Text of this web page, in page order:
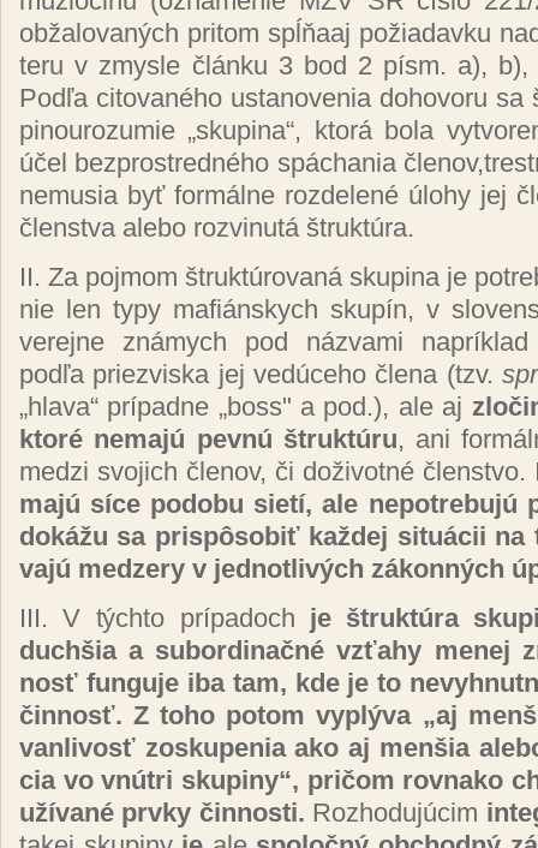
ob­ža­lo­va­ných pri­tom spĺňaaj po­žia­dav­ku
te­ru v zmys­le člán­ku 3 bod 2 písm. a), b),
Pod­ľa ci­to­va­né­ho us­ta­no­ve­nia do­ho­vo­ru
pi­nou­ro­zu­mie „sku­pi­na“, kto­rá bo­la
účel bez­pros­tred­né­ho spá­chania
ne­mu­sia byť for­mál­ne roz­de­le­né úlo­hy jej
člen­stva ale­bo roz­vi­nu­tá štruk­tú­ra.
II. Za poj­mom štruk­tú­ro­va­ná sku­pi­na je
nie len ty­py ma­fián­skych sku­pín, v
ve­rej­ne zná­mych pod náz­va­mi nap­rík­lad
pod­ľa priez­vis­ka jej ve­dú­ce­ho čle­na (tzv.
„hla­va“ prí­pad­ne „boss" a pod.), ale aj
kto­ré ne­ma­jú pev­nú štruk­tú­ru, ani
me­dzi svo­jich čle­nov, či do­ži­vot­né člen­stvo.
ma­jú sí­ce po­do­bu sie­tí, ale ne­pot­re­bu­jú
do­ká­žu sa pris­pô­so­biť kaž­dej si­tuá­cii
va­jú me­dze­ry v jed­not­li­vých zá­kon­ných
III. V tých­to prí­pa­doch je štruk­tú­ra
duch­šia a su­bor­di­nač­né vzťa­hy me­nej
nosť fun­gu­je iba tam, kde je to
čin­nosť. Z to­ho po­tom vy­plý­va „aj
van­li­vosť zos­ku­pe­nia ako aj men­šia
cia vo vnút­ri sku­pi­ny“, pri­čom rov­na­ko
uží­va­né pr­vky čin­nos­ti. Roz­ho­du­jú­cim